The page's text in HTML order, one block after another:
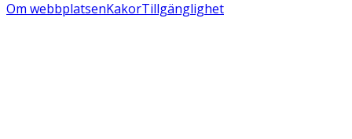
Om webbplatsenKakorTillgänglighet